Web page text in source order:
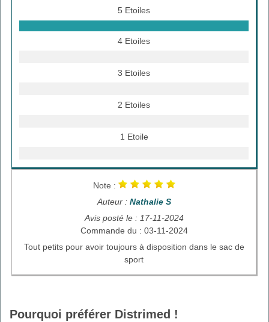
5 Etoiles
4 Etoiles
3 Etoiles
2 Etoiles
1 Etoile
Note :
Auteur : Nathalie S
Avis posté le : 17-11-2024
Commande du : 03-11-2024
Tout petits pour avoir toujours à disposition dans le sac de
sport
Pourquoi préférer Distrimed !